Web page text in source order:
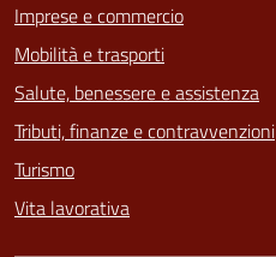
Imprese e commercio
Mobilità e trasporti
Salute, benessere e assistenza
Tributi, finanze e contravvenzioni
Turismo
Vita lavorativa